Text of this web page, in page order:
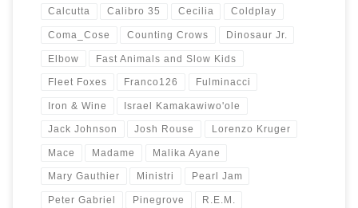
Calcutta Calibro 35 Cecilia Coldplay
Coma_Cose Counting Crows Dinosaur Jr.
Elbow Fast Animals and Slow Kids
Fleet Foxes Franco126 Fulminacci
Iron & Wine Israel Kamakawiwo'ole
Jack Johnson Josh Rouse Lorenzo Kruger
Mace Madame Malika Ayane
Mary Gauthier Ministri Pearl Jam
Peter Gabriel Pinegrove R.E.M.